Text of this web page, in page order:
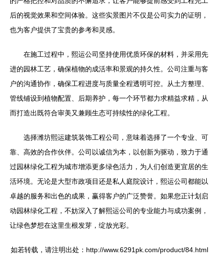
后的视觉效果和空间体验。这些实景图片不仅是公司实力的证明，
也为客户提供了宝贵的参考和灵感。
在施工过程中，熙运公司坚持使用优质环保的材料，并采用先
进的园林工艺，确保植物的成活率和景观的持久性。公司注重与客
户的沟通协作，确保工程进度与质量全程透明可控。从土方整理、
管线铺设到植物配置、后期养护，每一个环节都力求精益求精，从
而打造出既符合审美又兼顾生态可持续性的绿化工程。
选择潍坊熙运建筑装饰工程公司，意味着选择了一个专业、可
靠、高效的合作伙伴。公司以诚信为本，以创新为驱动，致力于通
过园林绿化工程为城市增添更多绿色活力，为人们创造更宜居的生
活环境。无论是大型市政项目还是私人庭院设计，熙运公司都能以
卓越的服务和出色的成果，赢得客户的广泛赞誉。如果您正计划启
动园林绿化工程，不妨深入了解熙运公司的专业能力与成功案例，
让绿色梦想在这里生根发芽，绽放光彩。
如若转载，请注明出处：http://www.6291pk.com/product/84.html